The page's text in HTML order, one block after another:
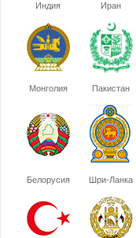
Индия Иран
Монголия Пакистан
Белорусия Шри-Ланка